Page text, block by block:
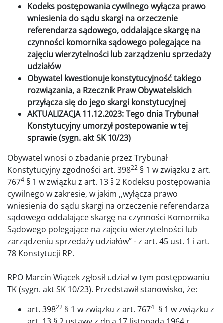
Kodeks postępowania cywilnego wyłącza prawo
wniesienia do sądu skargi na orzeczenie
referendarza sądowego, oddalające skargę na
czynności komornika sądowego polegające na
zajęciu wierzytelności lub zarządzeniu sprzedaży
udziałów
Obywatel kwestionuje konstytucyjność takiego
rozwiązania, a Rzecznik Praw Obywatelskich
przyłącza się do jego skargi konstytucyjnej
AKTUALIZACJA 11.12.2023: Tego dnia Trybunał
Konstytucyjny umorzył postepowanie w tej
sprawie (sygn. akt SK 10/23)
Obywatel wnosi o zbadanie przez Trybunał
Konstytucyjny zgodności art. 39822 § 1 w związku z art.
7674 § 1 w związku z art. 13 § 2 Kodeksu postępowania
cywilnego w zakresie, w jakim ,,wyłącza prawo
wniesienia do sądu skargi na orzeczenie referendarza
sądowego oddalające skargę na czynności Komornika
Sądowego polegające na zajęciu wierzytelności lub
zarządzeniu sprzedaży udziałów” - z art. 45 ust. 1 i art.
78 Konstytucji RP.
RPO Marcin Wiącek zgłosił udział w tym postępowaniu
TK (sygn. akt SK 10/23). Przedstawił stanowisko, że:
art. 39822 § 1 w związku z art. 7674 § 1 w związku z